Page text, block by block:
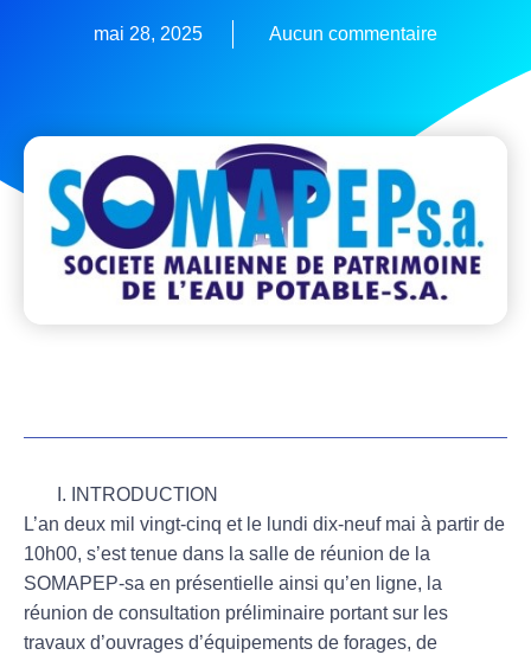
mai 28, 2025 Aucun commentaire
INTRODUCTION
L’an deux mil vingt-cinq et le lundi dix-neuf mai à partir de
10h00, s’est tenue dans la salle de réunion de la
SOMAPEP-sa en présentielle ainsi qu’en ligne, la
réunion de consultation préliminaire portant sur les
travaux d’ouvrages d’équipements de forages, de